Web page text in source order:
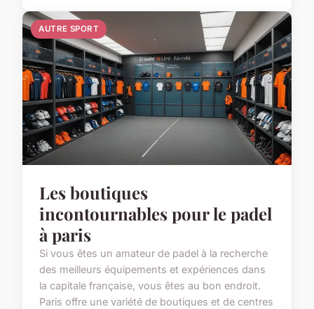
AUTRE SPORT
Les boutiques
incontournables pour le padel
à paris
Si vous êtes un amateur de padel à la recherche
des meilleurs équipements et expériences dans
la capitale française, vous êtes au bon endroit.
Paris offre une variété de boutiques et de centres